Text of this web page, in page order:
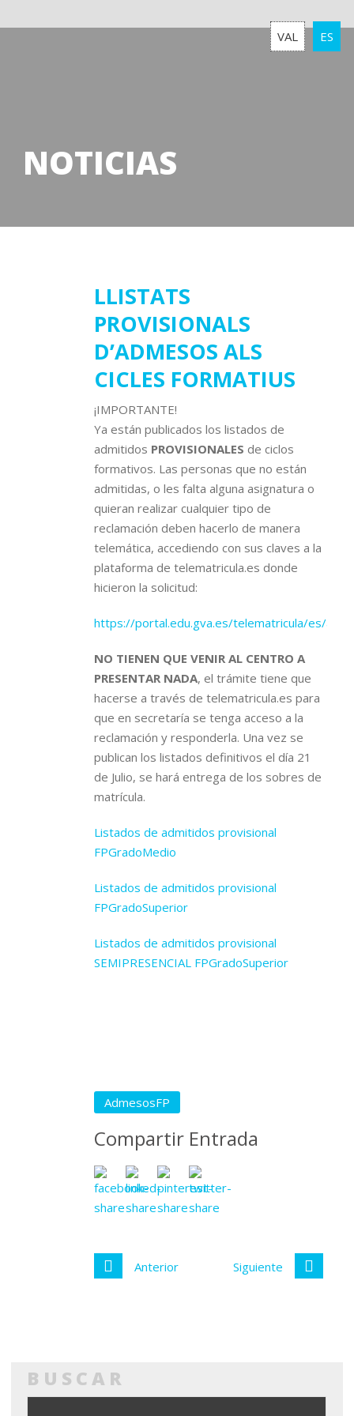
VAL ES
NOTICIAS
LLISTATS
PROVISIONALS
D’ADMESOS ALS
CICLES FORMATIUS
¡IMPORTANTE!
Ya están publicados los listados de
admitidos PROVISIONALES de ciclos
formativos. Las personas que no están
admitidas, o les falta alguna asignatura o
quieran realizar cualquier tipo de
reclamación deben hacerlo de manera
telemática, accediendo con sus claves a la
plataforma de telematricula.es donde
hicieron la solicitud:
https://portal.edu.gva.es/telematricula/es/
NO TIENEN QUE VENIR AL CENTRO A
PRESENTAR NADA, el trámite tiene que
hacerse a través de telematricula.es para
que en secretaría se tenga acceso a la
reclamación y responderla. Una vez se
publican los listados definitivos el día 21
de Julio, se hará entrega de los sobres de
matrícula.
Listados de admitidos provisional
FPGradoMedio
Listados de admitidos provisional
FPGradoSuperior
Listados de admitidos provisional
SEMIPRESENCIAL FPGradoSuperior
AdmesosFP
Compartir Entrada
Anterior Siguiente
BUSCAR